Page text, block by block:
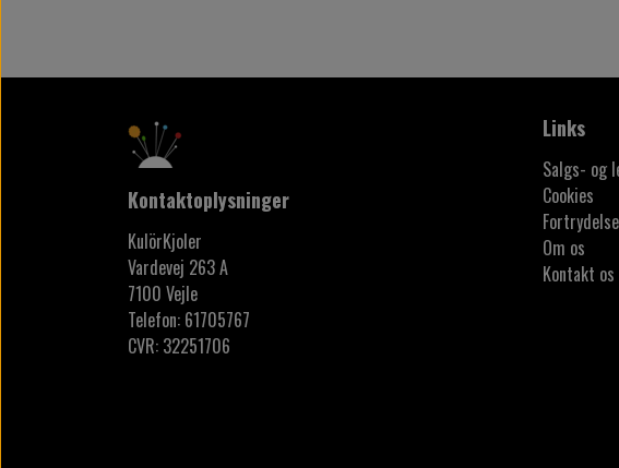
Kontaktoplysninger
KulörKjoler
Vardevej 263 A
7100 Vejle
Telefon: 61705767
CVR: 32251706
Links
Salgs- og
Cookies
Om os
Kontakt os